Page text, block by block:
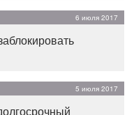
6 июля 2017
5 июля 2017